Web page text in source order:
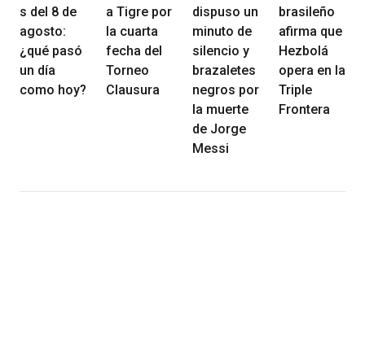
s del 8 de
agosto:
¿qué pasó
un día
como hoy?
a Tigre por
la cuarta
fecha del
Torneo
Clausura
dispuso un
minuto de
silencio y
brazaletes
negros por
la muerte
de Jorge
Messi
brasileño
afirma que
Hezbolá
opera en la
Triple
Frontera